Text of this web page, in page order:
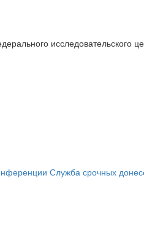
исследовательского
Служба срочных